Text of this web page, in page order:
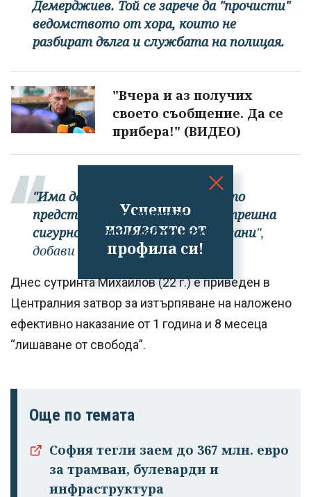
Успешно
излязохте от
профила си!
Демерджиев. Той се зарече да "прочисти"
ведомството от хора, които не
разбират дълга и службата на полицая.
"Вчера и аз получих
своето съобщение. Да се
прибера!" (ВИДЕО)
"Има данни за служители, които
представляват интерес за "Вътрешна
сигурност" и ще бъдат разследвани",
добави той.
Днес сутринта Михайлов (22 г.) е приведен в
Централния затвор за изтърпяване на наложено
ефективно наказание от 1 година и 8 месеца
“лишаване от свобода”.
Още по темата
София тегли заем до 367 млн. евро
за трамваи, булеварди и
инфраструктура